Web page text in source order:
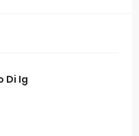
Di Ig